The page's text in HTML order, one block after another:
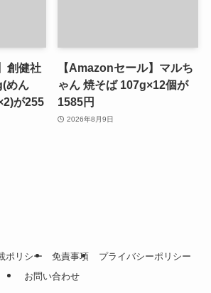
創健社
めん
が255
【Amazonセール】マルち
ゃん 焼そば 107g×12個が
1585円
2026年8月9日
ポリシー 免責事項
プライバシーポリシー
お問い合わせ